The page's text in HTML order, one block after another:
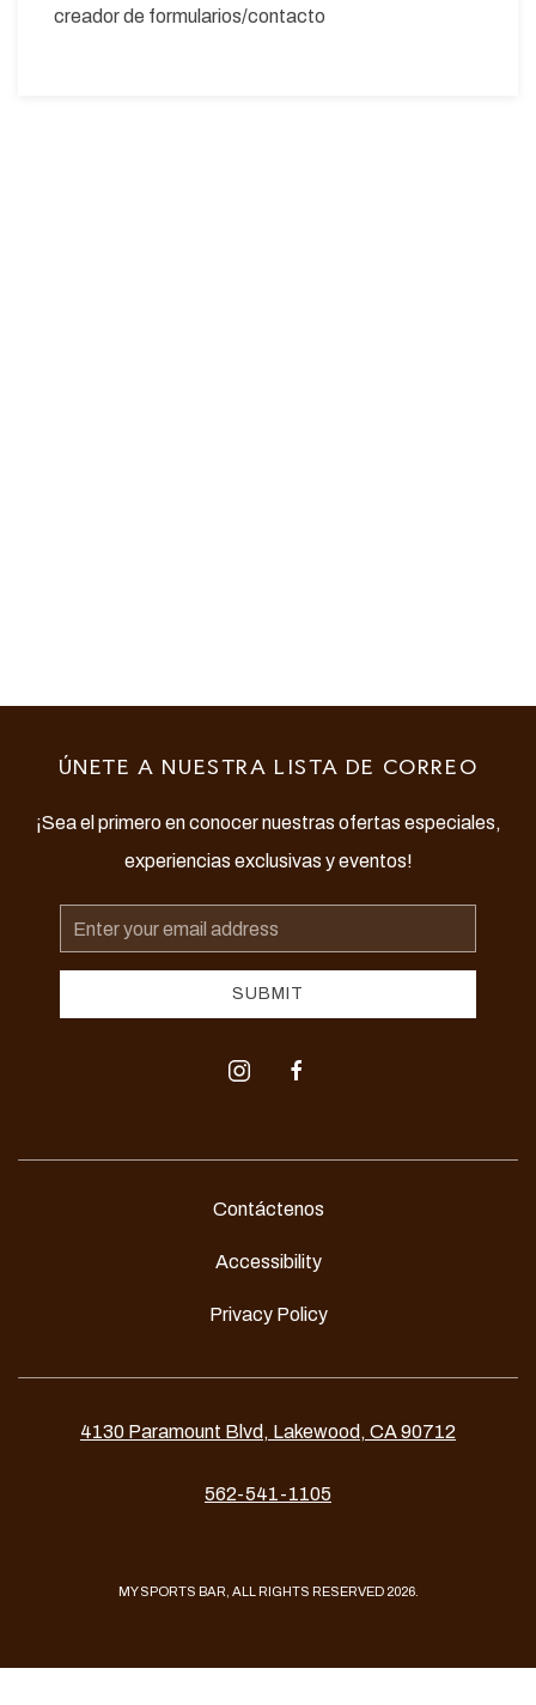
creador de formularios/contacto
ÚNETE A NUESTRA LISTA DE CORREO
¡Sea el primero en conocer nuestras ofertas especiales,
experiencias exclusivas y eventos!
Email
Address
SUBMIT
instagramfacebook
Contáctenos
Accessibility
Privacy Policy
4130 Paramount Blvd, Lakewood, CA 90712
562-541-1105
MY SPORTS BAR, ALL RIGHTS RESERVED 2026.